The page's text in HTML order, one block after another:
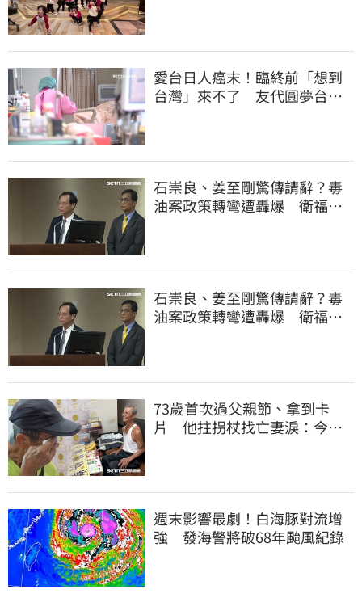
愛台日人癌末！臨終前「想到
台灣」來不了 友代圓夢台人
石崇良、姜至剛驚傳請辭？毒
油案政策轉彎遭轟爆 衛福部
石崇良、姜至剛驚傳請辭？毒
油案政策轉彎遭轟爆 衛福部
73歲首次過父親節、拿到卡
片 他拄拐杖找亡妻淚：今天
週末影響最劇！白海豚對流增
強 發海警將破68年颱風紀錄